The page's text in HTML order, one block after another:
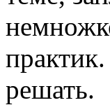
решать.